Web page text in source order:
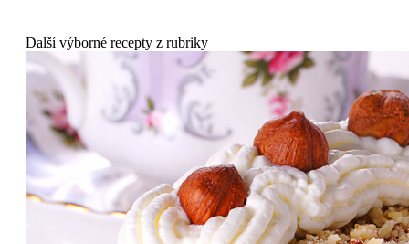
Další výborné recepty z rubriky